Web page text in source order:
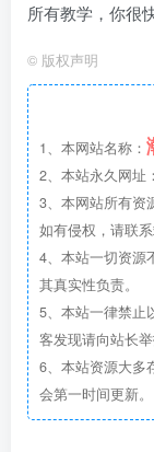
所有教学，你很
© 版权声明
1、本网站名称：
2、本站永久网址：
3、本网站所有资
如有侵权，请联
4、本站一切资源
其真实性负责。
5、本站一律禁止
客发现请向站长
6、本站资源大多
会第一时间更新。